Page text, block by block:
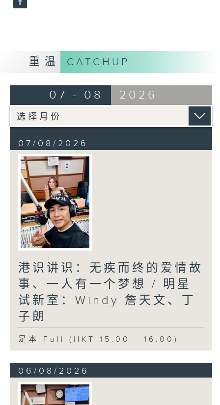
重温 CATCHUP
07 - 08 2026
07/08/2026
港识讲识：无疾而终的爱情故
事、一人有一个梦想 / 明星
试新室：Windy 詹天文、丁
子朗
足本 Full (HKT 15:00 - 16:00)
06/08/2026